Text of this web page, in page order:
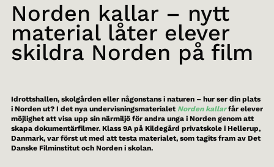
Norden kallar – nytt
material låter elever
skildra Norden på film
Idrottshallen, skolgården eller någonstans i naturen – hur ser din plats
i Norden ut? I det nya undervisningsmaterialet Norden kallarfår elever
möjlighet att visa upp sin närmiljö för andra unga i Norden genom att
skapa dokumentärfilmer. Klass 9A på Kildegård privatskole i Hellerup,
Danmark, var först ut med att testa materialet, som tagits fram av Det
Danske Filminstitut och Norden i skolan.